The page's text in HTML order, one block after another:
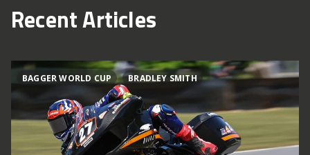
Recent Articles
BAGGER WORLD CUP BRADLEY SMITH